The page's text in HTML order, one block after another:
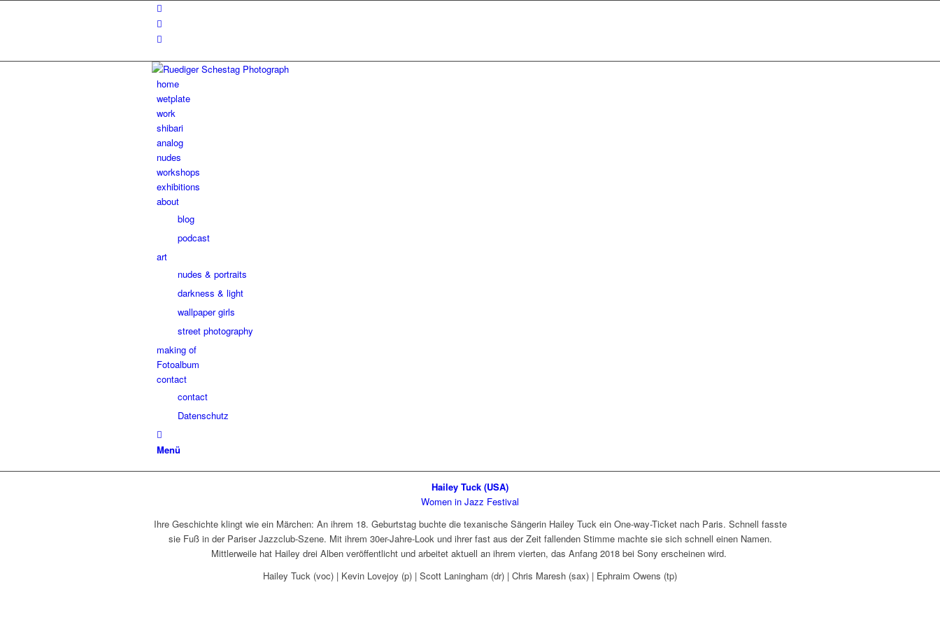
home
wetplate
work
shibari
analog
nudes
workshops
exhibitions
about
blog
podcast
art
nudes & portraits
darkness & light
wallpaper girls
street photography
making of
Fotoalbum
contact
contact
Datenschutz
Menü
Hailey Tuck (USA)
Women in Jazz Festival
Ihre Geschichte klingt wie ein Märchen: An ihrem 18. Geburtstag buchte die texanische Sängerin Hailey Tuck ein One-way-Ticket nach Paris. Schnell fasste
sie Fuß in der Pariser Jazzclub-Szene. Mit ihrem 30er-Jahre-Look und ihrer fast aus der Zeit fallenden Stimme machte sie sich schnell einen Namen.
Mittlerweile hat Hailey drei Alben veröffentlicht und arbeitet aktuell an ihrem vierten, das Anfang 2018 bei Sony erscheinen wird.
Hailey Tuck (voc) | Kevin Lovejoy (p) | Scott Laningham (dr) | Chris Maresh (sax) | Ephraim Owens (tp)